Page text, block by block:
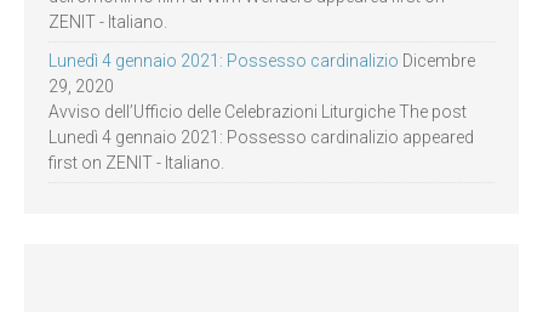
ZENIT - Italiano.
Lunedì 4 gennaio 2021: Possesso cardinalizio Dicembre
29, 2020
Avviso dell’Ufficio delle Celebrazioni Liturgiche The post
Lunedì 4 gennaio 2021: Possesso cardinalizio appeared
first on ZENIT - Italiano.